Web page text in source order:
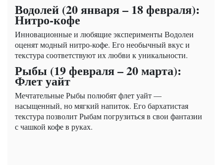
Водолей (20 января – 18 февраля):
Нитро-кофе
Инновационные и любящие эксперименты Водолеи
оценят модный нитро-кофе. Его необычный вкус и
текстура соответствуют их любви к уникальности.
Рыбы (19 февраля – 20 марта):
Флет уайт
Мечтательные Рыбы полюбят флет уайт —
насыщенный, но мягкий напиток. Его бархатистая
текстура позволит Рыбам погрузиться в свои фантазии
с чашкой кофе в руках.